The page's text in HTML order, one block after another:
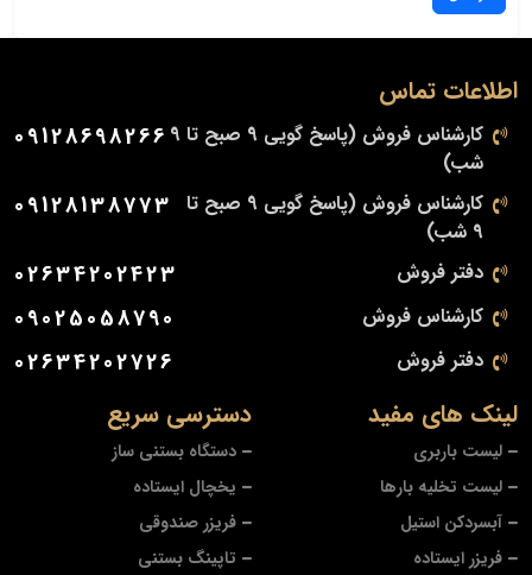
دسترسی سریع
دستگاه بستنی ساز
یخچال ایستاده
فریزر صندوقی
تاپینگ بستنی
لینک های مفید
لیست باربری
لیست تخلیه بارها
آبسردکن استیل
فریزر ایستاده
اطلاعات تماس
کارشناس فروش (پاسخ گویی 9 صبح تا 9
شب)
09128698266
کارشناس فروش (پاسخ گویی 9 صبح تا
9 شب)
09128138773
دفتر فروش 02634202423
کارشناس فروش 09025058790
دفتر فروش 02634202726